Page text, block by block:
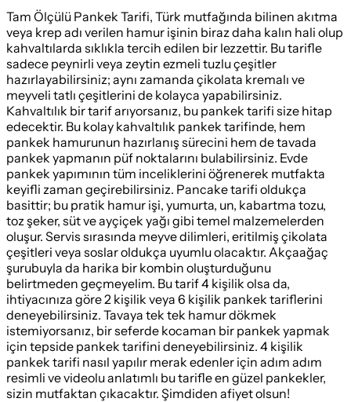
Tam Ölçülü Pankek Tarifi, Türk mutfağında bilinen akıtma
veya krep adı verilen hamur işinin biraz daha kalın hali olup
kahvaltılarda sıklıkla tercih edilen bir lezzettir. Bu tarifle
sadece peynirli veya zeytin ezmeli tuzlu çeşitler
hazırlayabilirsiniz; aynı zamanda çikolata kremalı ve
meyveli tatlı çeşitlerini de kolayca yapabilirsiniz.
Kahvaltılık bir tarif arıyorsanız, bu pankek tarifi size hitap
edecektir. Bu kolay kahvaltılık pankek tarifinde, hem
pankek hamurunun hazırlanış sürecini hem de tavada
pankek yapmanın püf noktalarını bulabilirsiniz. Evde
pankek yapımının tüm inceliklerini öğrenerek mutfakta
keyifli zaman geçirebilirsiniz. Pancake tarifi oldukça
basittir; bu pratik hamur işi, yumurta, un, kabartma tozu,
toz şeker, süt ve ayçiçek yağı gibi temel malzemelerden
oluşur. Servis sırasında meyve dilimleri, eritilmiş çikolata
çeşitleri veya soslar oldukça uyumlu olacaktır. Akçaağaç
şurubuyla da harika bir kombin oluşturduğunu
belirtmeden geçmeyelim. Bu tarif 4 kişilik olsa da,
ihtiyacınıza göre 2 kişilik veya 6 kişilik pankek tariflerini
deneyebilirsiniz. Tavaya tek tek hamur dökmek
istemiyorsanız, bir seferde kocaman bir pankek yapmak
için tepside pankek tarifini deneyebilirsiniz. 4 kişilik
pankek tarifi nasıl yapılır merak edenler için adım adım
resimli ve videolu anlatımlı bu tarifle en güzel pankekler,
sizin mutfaktan çıkacaktır. Şimdiden afiyet olsun!